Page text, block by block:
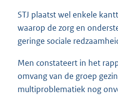
STJ plaatst wel enkele
waarop de zorg en
geringe sociale
Men constateert in het
omvang van de groep
multiproblematiek nog